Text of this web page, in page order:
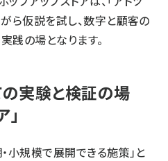
ら仮説を試し、数字と顧客の
践の場となります。
の実験と検証の場
小規模で展開できる施策」と